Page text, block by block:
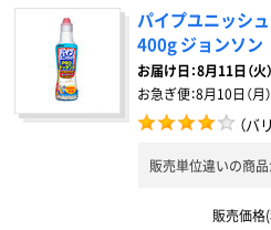
パイプユニッシ
400g ジョンソン
お届け日：8月11日（火）
お急ぎ便：8月10日（月）
（バ
販売単位違いの商
販売価格